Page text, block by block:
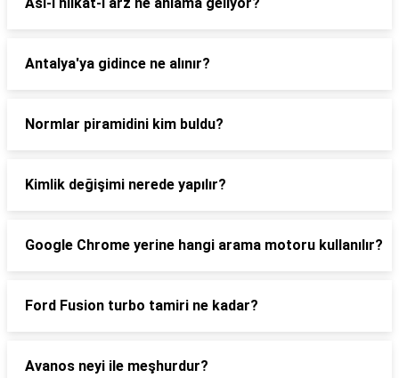
Antalya'ya gidince ne alınır?
Normlar piramidini kim buldu?
Kimlik değişimi nerede yapılır?
Google Chrome yerine hangi arama motoru kullanılır?
Ford Fusion turbo tamiri ne kadar?
Avanos neyi ile meşhurdur?